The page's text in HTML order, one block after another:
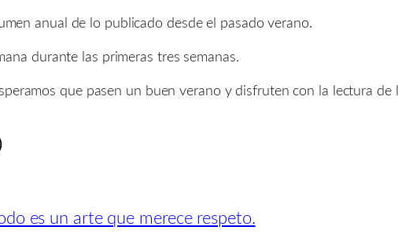
anual de lo publicado desde el pasado verano.
durante las primeras tres semanas.
que pasen un buen verano y disfruten con la lectura
es un arte que merece respeto.